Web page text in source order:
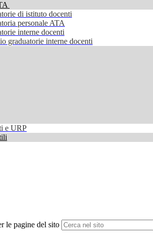
di istituto docenti
personale ATA
interne docenti
graduatorie interne docenti
e URP
le pagine del sito